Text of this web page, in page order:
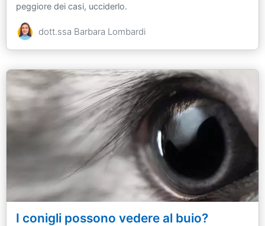
peggiore dei casi, ucciderlo.
dott.ssa Barbara Lombardi
I conigli possono vedere al buio?